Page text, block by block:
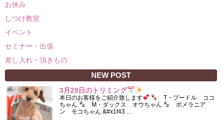
お休み
しつけ教室
イベント
セミナー・出張
差し入れ・頂きもの
NEW POST
3月29日のトリミング
本日のお客様をご紹介致します
T・プードル ココ
ちゃん
M・ダックス オウちゃん
ポメラニア
ン モコちゃん &#x1f43 …